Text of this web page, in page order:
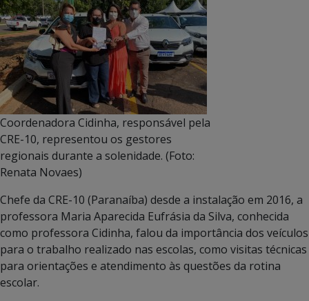
Coordenadora Cidinha, responsável pela
CRE-10, representou os gestores
regionais durante a solenidade. (Foto:
Renata Novaes)
Chefe da CRE-10 (Paranaíba) desde a instalação em 2016, a
professora Maria Aparecida Eufrásia da Silva, conhecida
como professora Cidinha, falou da importância dos veículos
para o trabalho realizado nas escolas, como visitas técnicas
para orientações e atendimento às questões da rotina
escolar.